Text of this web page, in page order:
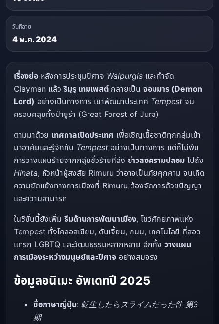
วันที่ฉาย
4 พ.ค. 2024
เรื่องย่อ หลังการประชุมปีศาจ Walpurgis และกำจัด
Clayman แล้วริมุรุ เทมเพสต์ กลายเป็น จอมมาร (Demon
Lord) อย่างเป็นทางการ เขาพัฒนาประเทศ Tempest จน
ครอบคลุมทั้งป่ายูร่า (Great Forest of Jura)
ตามมาด้วย เทศกาลเปิดประเทศ เพื่อเชิญเชื้อชาติทุกกลุ่มเข้า
มาอาศัยและรู้จักกับ Tempest อย่างเป็นทางการ แต่ก็ไม่พ้น
การวางแผนร้ายจากกลุ่มชั่วร้ายที่ส่ง ข่าวสงครามปลอม ไปถึง
Hinata, หัวหน้าผู้สงสัย Rimuru ว่าอาจเป็นภัยคุกคาม จนเกิด
ความขัดแย้งทางการเมืองที่ Rimuru ต้องจัดการด้วยปัญญา
และความสามารถ
ในซีซั่นนี้ยังเพิ่ม ธีมด้านการพัฒนาเมือง, โชว์ศักยภาพแห่ง
Tempest ทั้งโคลอสเซียม, ดันเจี้ยน, ถนน, เทคโนโลยี ที่สอด
แทรก LGBTQ และวัฒนธรรมหลากหลาย อีกทั้ง วางแผน
การเมืองระหว่างมนุษย์และปีศาจ อย่างสมจริง
ข้อมูลอนิเมะ อัพเดทปี 2025
ชื่อภาษาญี่ปุ่น: 転生したらスライムだった件 第3
期